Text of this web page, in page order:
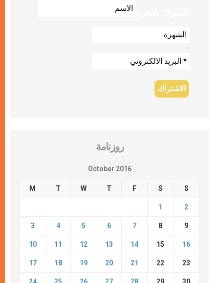
روزنامة
October 2016
M T W T F S S
1 2
3 4 5 6 7 8 9
10 11 12 13 14 15 16
17 18 19 20 21 22 23